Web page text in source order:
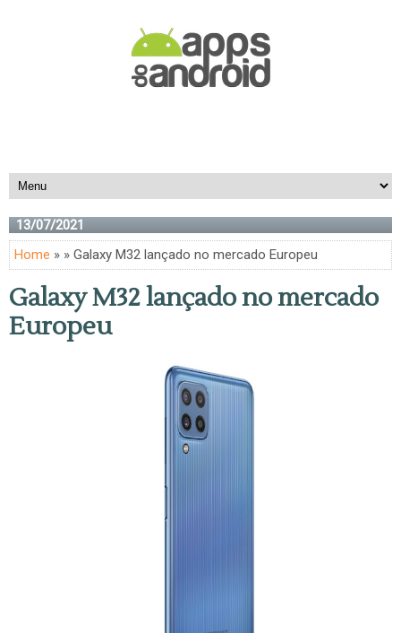
13/07/2021
Home » » Galaxy M32 lançado no mercado Europeu
Galaxy M32 lançado no mercado
Europeu